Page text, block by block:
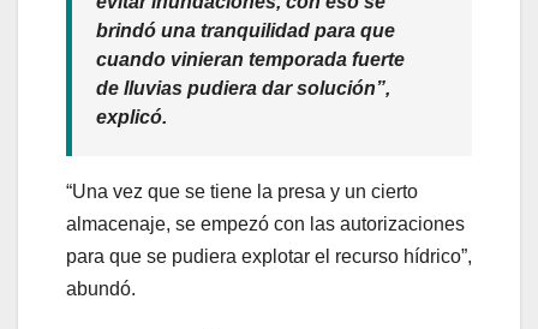
brindó una tranquilidad para que
cuando vinieran temporada fuerte
de lluvias pudiera dar solución”,
explicó.
“Una vez que se tiene la presa y un cierto
almacenaje, se empezó con las autorizaciones
para que se pudiera explotar el recurso hídrico”,
abundó.